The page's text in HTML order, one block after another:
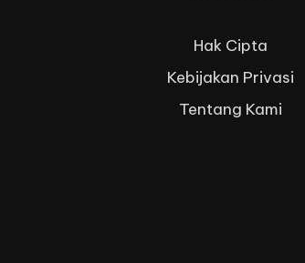
Hak Cipta
Kebijakan Privasi
Tentang Kami